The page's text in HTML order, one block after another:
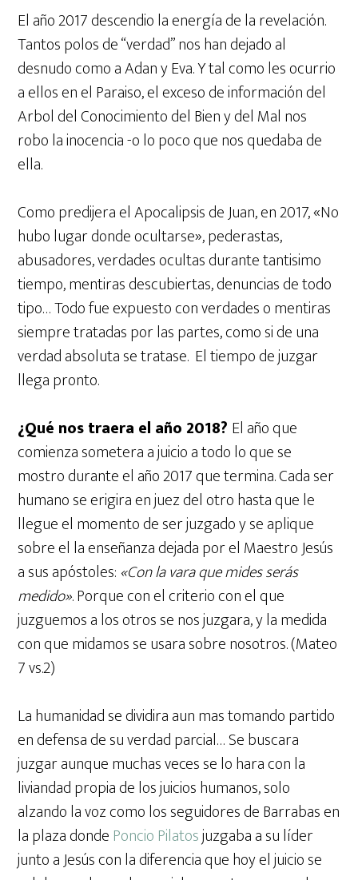
El año 2017 descendio la energía de la revelación.
Tantos polos de “verdad” nos han dejado al
desnudo como a Adan y Eva. Y tal como les ocurrio
a ellos en el Paraiso, el exceso de información del
Arbol del Conocimiento del Bien y del Mal nos
robo la inocencia -o lo poco que nos quedaba de
ella.
Como predijera el Apocalipsis de Juan, en 2017, «No
hubo lugar donde ocultarse», pederastas,
abusadores, verdades ocultas durante tantisimo
tiempo, mentiras descubiertas, denuncias de todo
tipo… Todo fue expuesto con verdades o mentiras
siempre tratadas por las partes, como si de una
verdad absoluta se tratase. El tiempo de juzgar
llega pronto.
¿Qué nos traera el año 2018? El año que
comienza sometera a juicio a todo lo que se
mostro durante el año 2017 que termina. Cada ser
humano se erigira en juez del otro hasta que le
llegue el momento de ser juzgado y se aplique
sobre el la enseñanza dejada por el Maestro Jesús
a sus apóstoles: «Con la vara que mides serás
medido». Porque con el criterio con el que
juzguemos a los otros se nos juzgara, y la medida
con que midamos se usara sobre nosotros. (Mateo
7 vs.2)
La humanidad se dividira aun mas tomando partido
en defensa de su verdad parcial… Se buscara
juzgar aunque muchas veces se lo hara con la
liviandad propia de los juicios humanos, solo
alzando la voz como los seguidores de Barrabas en
la plaza donde Poncio Pilatosjuzgaba a su líder
junto a Jesús con la diferencia que hoy el juicio se